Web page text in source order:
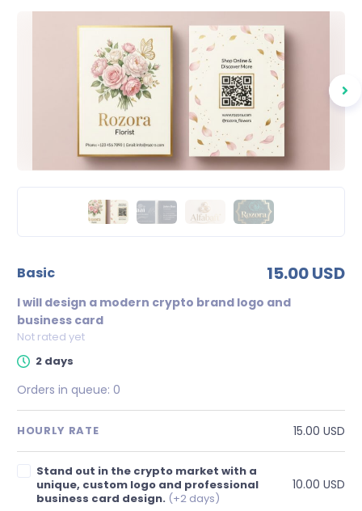
basic 15.00 USD
I will design a modern crypto brand logo and
business card
Not rated yet
2 days
Orders in queue: 0
HOURLY RATE 15.00 USD
Stand out in the crypto market with a
unique, custom logo and professional
business card design. (+2 days)
10.00 USD